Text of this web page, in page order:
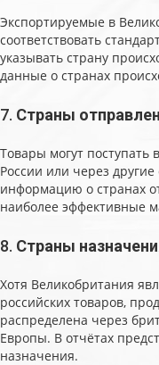
Экспортируемые в
соответствовать
указывать страну
данные о странах
7. Страны
Товары могут
России или через
информацию о странах
наиболее эффективные
8. Страны
Хотя Великобритания
российских товаров,
распределена через
Европы. В отчётах
назначения.